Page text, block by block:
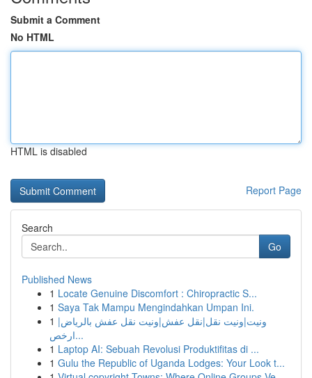
Submit a Comment
No HTML
HTML is disabled
Report Page
Search
Go
Published News
1 Locate Genuine Discomfort : Chiropractic S...
1 Saya Tak Mampu Mengindahkan Umpan Ini.
1 ونيت|ونيت نقل|نقل عفش|ونيت نقل عفش بالرياض|
ارخص...
1 Laptop AI: Sebuah Revolusi Produktifitas di ...
1 Gulu the Republic of Uganda Lodges: Your Look t...